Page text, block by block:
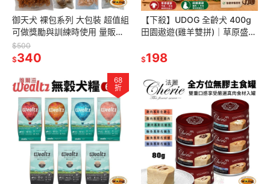
御天犬 裸包系列 大包裝 超值組
可做獎勵與訓練時使用 量販包
犬零食『林口旗艦店』
$500
$340
【下殺】UDOG 全齡犬 400g
田園遨遊(雞羊雙拼)｜草原盛宴
旗艦店』
$198
68
折